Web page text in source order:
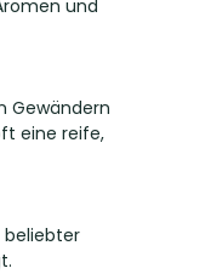
und
Gewändern
eine reife,
beliebter